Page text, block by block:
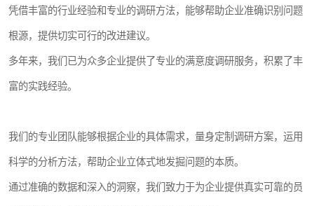
凭借丰富的行业经验和专业的调研方法，能够帮助企业准确识别问题
根源，提供切实可行的改进建议。
多年来，我们已为众多企业提供了专业的满意度调研服务，积累了丰
富的实践经验。
我们的专业团队能够根据企业的具体需求，量身定制调研方案，运用
科学的分析方法，帮助企业立体式地发掘问题的本质。
通过准确的数据和深入的洞察，我们致力于为企业提供真实可靠的员